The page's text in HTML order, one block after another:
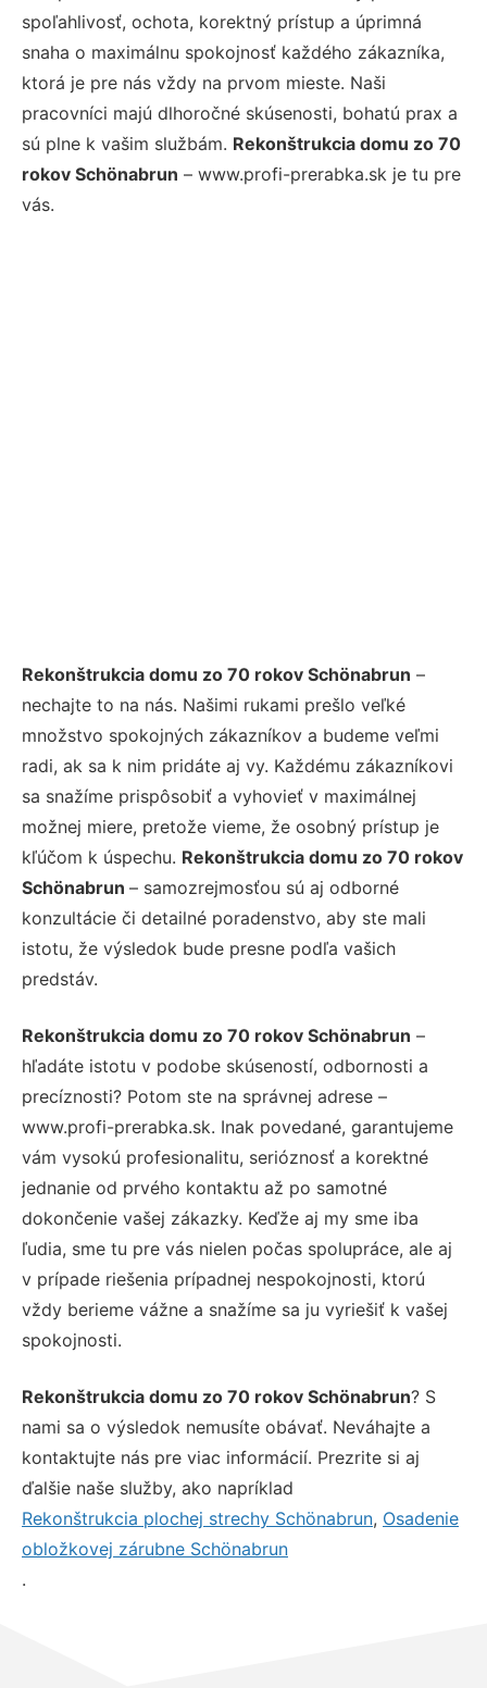
spoľahlivosť, ochota, korektný prístup a úprimná
snaha o maximálnu spokojnosť každého zákazníka,
ktorá je pre nás vždy na prvom mieste. Naši
pracovníci majú dlhoročné skúsenosti, bohatú prax a
sú plne k vašim službám. Rekonštrukcia domu zo 70
rokov Schönabrun – www.profi-prerabka.sk je tu pre
vás.
Rekonštrukcia domu zo 70 rokov Schönabrun –
nechajte to na nás. Našimi rukami prešlo veľké
množstvo spokojných zákazníkov a budeme veľmi
radi, ak sa k nim pridáte aj vy. Každému zákazníkovi
sa snažíme prispôsobiť a vyhovieť v maximálnej
možnej miere, pretože vieme, že osobný prístup je
kľúčom k úspechu. Rekonštrukcia domu zo 70 rokov
Schönabrun – samozrejmosťou sú aj odborné
konzultácie či detailné poradenstvo, aby ste mali
istotu, že výsledok bude presne podľa vašich
predstáv.
Rekonštrukcia domu zo 70 rokov Schönabrun –
hľadáte istotu v podobe skúseností, odbornosti a
precíznosti? Potom ste na správnej adrese –
www.profi-prerabka.sk. Inak povedané, garantujeme
vám vysokú profesionalitu, serióznosť a korektné
jednanie od prvého kontaktu až po samotné
dokončenie vašej zákazky. Keďže aj my sme iba
ľudia, sme tu pre vás nielen počas spolupráce, ale aj
v prípade riešenia prípadnej nespokojnosti, ktorú
vždy berieme vážne a snažíme sa ju vyriešiť k vašej
spokojnosti.
Rekonštrukcia domu zo 70 rokov Schönabrun? S
nami sa o výsledok nemusíte obávať. Neváhajte a
kontaktujte nás pre viac informácií. Prezrite si aj
ďalšie naše služby, ako napríklad
Rekonštrukcia plochej strechy Schönabrun, Osadenie
obložkovej zárubne Schönabrun
.